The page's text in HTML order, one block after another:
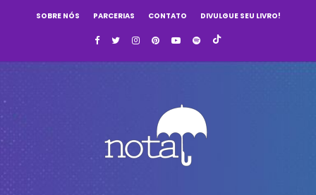
SOBRE NÓS PARCERIAS CONTATO DIVULGUE SEU LIVRO!